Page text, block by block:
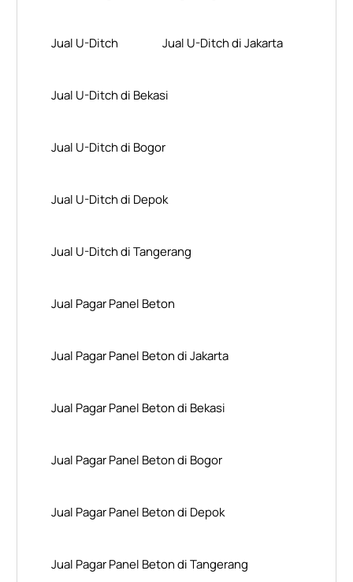
Jual U-Ditch Jual U-Ditch di Jakarta
Jual U-Ditch di Bekasi
Jual U-Ditch di Bogor
Jual U-Ditch di Depok
Jual U-Ditch di Tangerang
Jual Pagar Panel Beton
Jual Pagar Panel Beton di Jakarta
Jual Pagar Panel Beton di Bekasi
Jual Pagar Panel Beton di Bogor
Jual Pagar Panel Beton di Depok
Jual Pagar Panel Beton di Tangerang